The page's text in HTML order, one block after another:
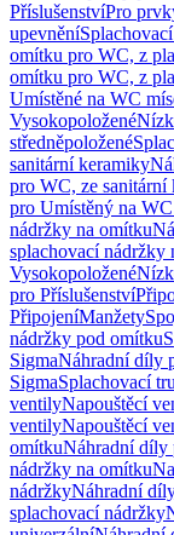
PříslušenstvíPro
upevnění
omítku pro WC, z
omítku pro WC, z
Umístěné na WC
Vysokopoložené
středněpoložené
sanitární keramiky
pro WC, ze sanitární
pro Umístěný na
nádržky na omítku
splachovací nádržky
Vysokopoložené
pro Příslušenství
PřipojeníManžety
nádržky pod omítku
SigmaNáhradní díly
SigmaSplachovací
ventilyNapouštěcí
ventilyNapouštěcí
omítkuNáhradní díly
nádržky na omítku
nádržkyNáhradní
splachovací nádržky